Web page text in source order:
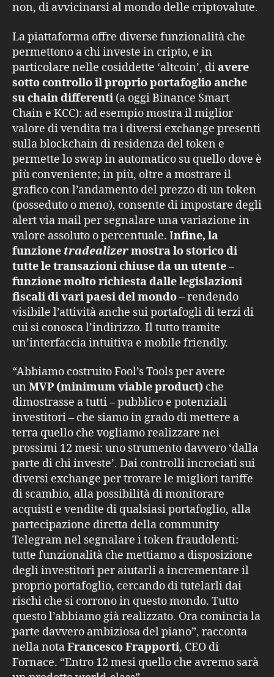
non, di avvicinarsi al mondo delle criptovalute.
La piattaforma offre diverse funzionalità che
permettono a chi investe in cripto, e in
particolare nelle cosiddette ‘altcoin’, diavere
sotto controllo il proprio portafoglio anche
su chain differenti (a oggi Binance Smart
Chain e KCC): ad esempio mostra il miglior
valore di vendita tra i diversi exchange presenti
sulla blockchain di residenza del token e
permette lo swap in automatico su quello dove è
più conveniente; in più, oltre a mostrare il
grafico con l’andamento del prezzo di un token
(posseduto o meno), consente di impostare degli
alert via mail per segnalare una variazione in
valore assoluto o percentuale. Infine, la
funzione tradealizermostra lo storico di
tutte le transazioni chiuse da un utente –
funzione molto richiesta dalle legislazioni
fiscali di vari paesi del mondo– rendendo
visibile l’attività anche sui portafogli di terzi di
cui si conosca l’indirizzo. Il tutto tramite
un’interfaccia intuitiva e mobile friendly.
“Abbiamo costruito Fool’s Tools per avere
un MVP (minimum viable product) che
dimostrasse a tutti – pubblico e potenziali
investitori – che siamo in grado di mettere a
terra quello che vogliamo realizzare nei
prossimi 12 mesi: uno strumento davvero ‘dalla
parte di chi investe’. Dai controlli incrociati sui
diversi exchange per trovare le migliori tariffe
di scambio, alla possibilità di monitorare
acquisti e vendite di qualsiasi portafoglio, alla
partecipazione diretta della community
Telegram nel segnalare i token fraudolenti:
tutte funzionalità che mettiamo a disposizione
degli investitori per aiutarli a incrementare il
proprio portafoglio, cercando di tutelarli dai
rischi che si corrono in questo mondo. Tutto
questo l’abbiamo già realizzato. Ora comincia la
parte davvero ambiziosa del piano”, racconta
nella notaFrancesco Frapporti, CEO di
Fornace. “Entro 12 mesi quello che avremo sarà